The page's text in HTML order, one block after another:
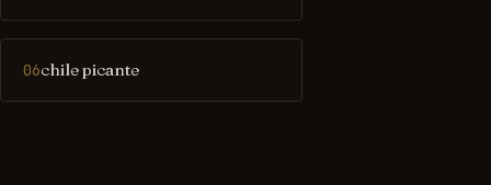
06chile picante